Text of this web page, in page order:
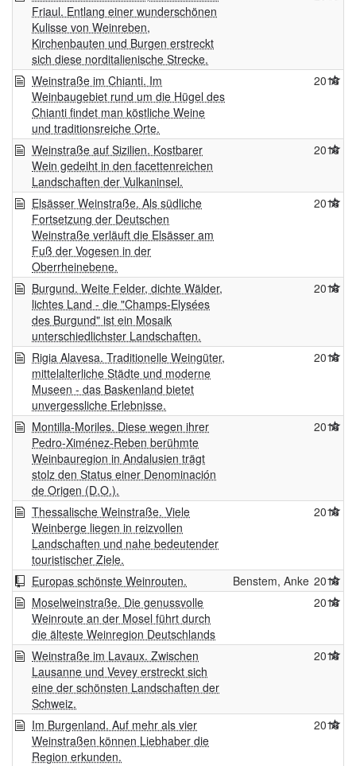
Friaul. Entlang einer wunderschönen
Kulisse von Weinreben,
Kirchenbauten und Burgen erstreckt
sich diese norditalienische Strecke.
Weinstraße im Chianti. Im
Weinbaugebiet rund um die Hügel des
Chianti findet man köstliche Weine
und traditionsreiche Orte.
2016
Weinstraße auf Sizilien. Kostbarer
Wein gedeiht in den facettenreichen
Landschaften der Vulkaninsel.
2016
Elsässer Weinstraße. Als südliche
Fortsetzung der Deutschen
Weinstraße verläuft die Elsässer am
Fuß der Vogesen in der
Oberrheinebene.
2016
Burgund. Weite Felder, dichte Wälder,
lichtes Land - die "Champs-Elysées
des Burgund" ist ein Mosaik
unterschiedlichster Landschaften.
2016
Rigia Alavesa. Traditionelle Weingüter,
mittelalterliche Städte und moderne
Museen - das Baskenland bietet
unvergessliche Erlebnisse.
2016
Montilla-Moriles. Diese wegen ihrer
Pedro-Ximénez-Reben berühmte
Weinbauregion in Andalusien trägt
stolz den Status einer Denominación
de Origen (D.O.).
2016
Thessalische Weinstraße. Viele
Weinberge liegen in reizvollen
Landschaften und nahe bedeutender
touristischer Ziele.
2016
Europas schönste Weinrouten. Benstem, Anke 2016
Moselweinstraße. Die genussvolle
Weinroute an der Mosel führt durch
die älteste Weinregion Deutschlands
2016
Weinstraße im Lavaux. Zwischen
Lausanne und Vevey erstreckt sich
eine der schönsten Landschaften der
Schweiz.
2016
Im Burgenland. Auf mehr als vier
Weinstraßen können Liebhaber die
Region erkunden.
2016